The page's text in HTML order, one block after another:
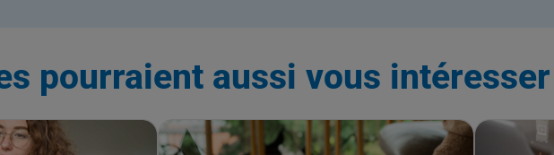
pourraient aussi vous